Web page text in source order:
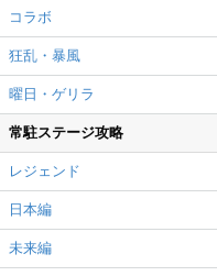
コラボ
狂乱・暴風
曜日・ゲリラ
常駐ステージ攻略
レジェンド
日本編
未来編